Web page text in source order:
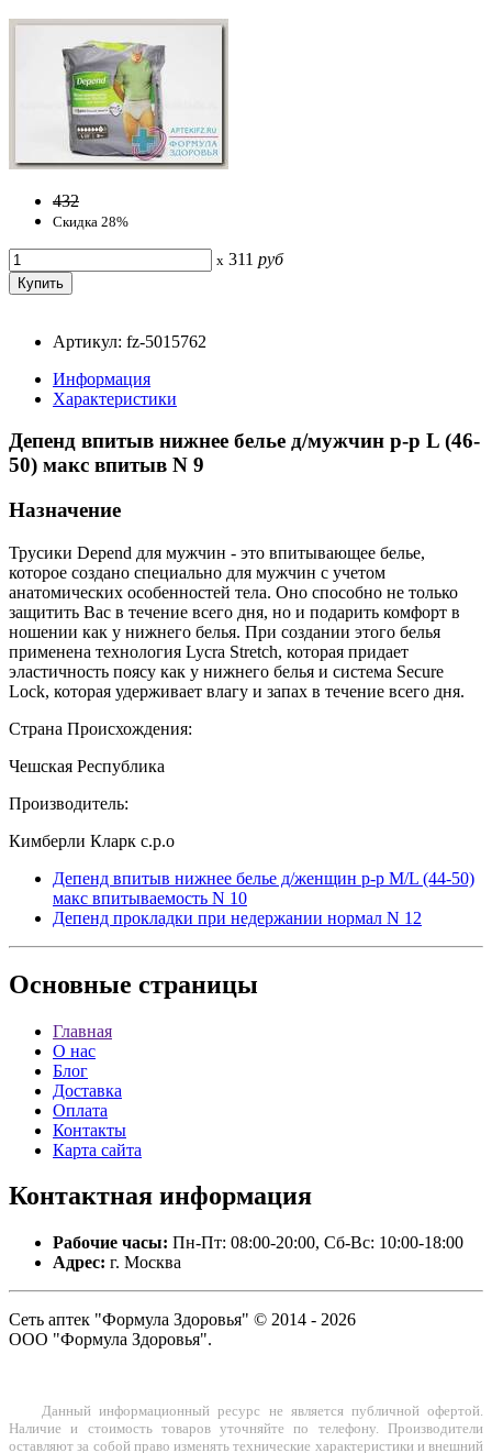
432
Скидка 28%
x 311 руб
Артикул: fz-5015762
Информация
Характеристики
Депенд впитыв нижнее белье д/мужчин р-р L (46-
50) макс впитыв N 9
Назначение
Трусики Depend для мужчин - это впитывающее белье,
которое создано специально для мужчин с учетом
анатомических особенностей тела. Оно способно не только
защитить Вас в течение всего дня, но и подарить комфорт в
ношении как у нижнего белья. При создании этого белья
применена технология Lycra Stretch, которая придает
эластичность поясу как у нижнего белья и система Secure
Lock, которая удерживает влагу и запах в течение всего дня.
Страна Происхождения:
Чешская Республика
Производитель:
Кимберли Кларк с.р.о
Депенд впитыв нижнее белье д/женщин р-р M/L (44-50)
макс впитываемость N 10
Депенд прокладки при недержании нормал N 12
Основные страницы
Главная
О нас
Блог
Доставка
Оплата
Контакты
Карта сайта
Контактная информация
Рабочие часы: Пн-Пт: 08:00-20:00, Сб-Вс: 10:00-18:00
Адрес: г. Москва
Сеть аптек "Формула Здоровья" © 2014 - 2026
ООО "Формула Здоровья".
Данный информационный ресурс не является публичной офертой.
Наличие и стоимость товаров уточняйте по телефону. Производители
оставляют за собой право изменять технические характеристики и внешний